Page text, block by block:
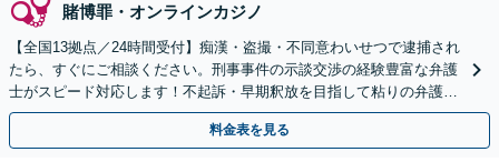
賭博罪・オンラインカジノ
【全国13拠点／24時間受付】痴漢・盗撮・不同意わいせつで逮捕され
たら、すぐにご相談ください。刑事事件の示談交渉の経験豊富な弁護
士がスピード対応します！不起訴・早期釈放を目指して粘りの弁護活
動を行います。
料金表を見る